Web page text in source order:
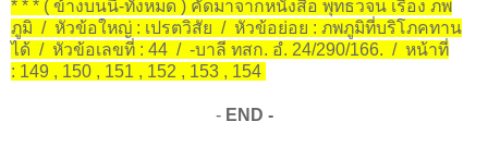
* * * ( ข้างบนนี้-ทั้งหมด ) คัดมาจากหนังสือ พุทธวจน เรื่อง ภพ
ภูมิ / หัวข้อใหญ่ : เปรตวิสัย / หัวข้อย่อย : ภพภูมิที่บริโภคทาน
ได้ / หัวข้อเลขที่ : 44 / -บาลี ทสก. อํ. 24/290/166. / หน้าที่
: 149 , 150 , 151 , 152 , 153 , 154
-END -